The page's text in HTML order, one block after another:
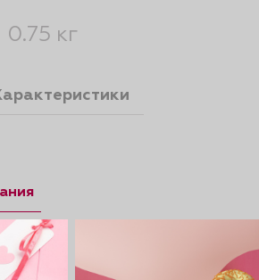
0.75 кг